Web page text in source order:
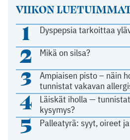
VIIKON
1 Dyspepsia tarkoittaa
2 Mikä on silsa?
3
Ampiaisen pisto – näin
tunnistat vakavan
4
Läiskät iholla —
kysymys?
5 Palleatyrä: syyt, oireet